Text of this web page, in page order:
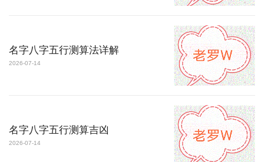
名字八字五行测算法详解
2026-07-14
名字八字五行测算吉凶
2026-07-14